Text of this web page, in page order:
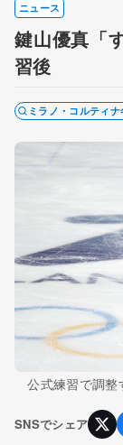
ニュース
鍵山優真「
習後
ミラノ・コルティ
公式練習で調整
SNSでシェア